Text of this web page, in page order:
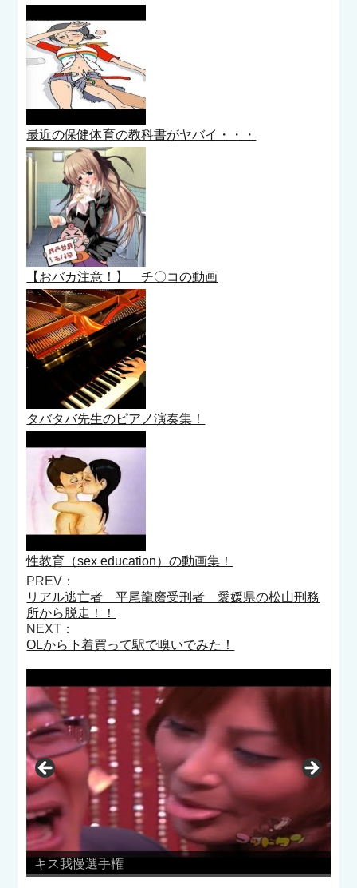
最近の保健体育の教科書がヤバイ・・・
【おバカ注意！】 チ〇コの動画
タバタバ先生のピアノ演奏集！
性教育（sex education）の動画集！
PREV：
リアル逃亡者 平尾龍磨受刑者 愛媛県の松山刑務
所から脱走！！
NEXT：
OLから下着買って駅で嗅いでみた！